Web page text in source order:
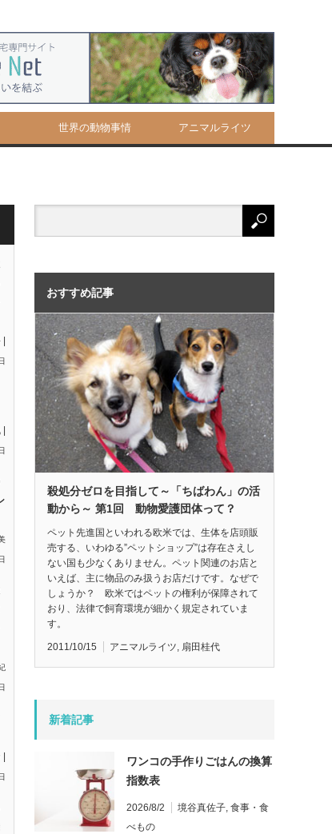
世界の動物事情 アニマルライツ
おすすめ記事
殺処分ゼロを目指して～「ちばわん」の活
動から～ 第1回 動物愛護団体って？
ペット先進国といわれる欧米では、生体を店頭販
売する、いわゆる”ペットショップ”は存在さえし
ない国も少なくありません。ペット関連のお店と
いえば、主に物品のみ扱うお店だけです。なぜで
しょうか？ 欧米ではペットの権利が保障されて
おり、法律で飼育環境が細かく規定されていま
す。
2011/10/15 アニマルライツ 扇田桂代
新着記事
ワンコの手作りごはんの換算
指数表
2026/8/2 境谷真佐子 食事・食
べもの